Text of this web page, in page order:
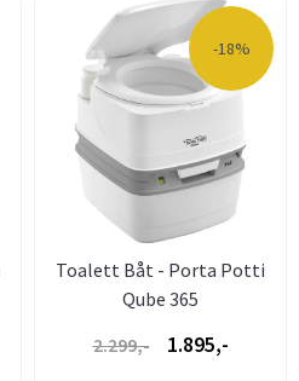
-18%
Toalett Båt - Porta Potti
Qube 365
2.299,-
1.895,-